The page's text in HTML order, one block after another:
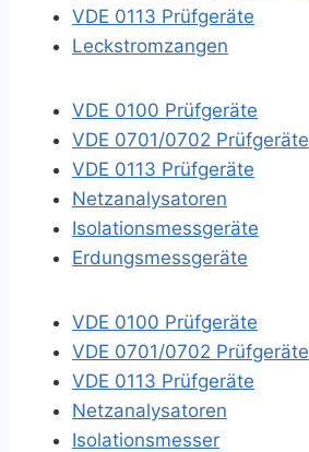
VDE 0113 Prüfgeräte
Leckstromzangen
VDE 0100 Prüfgeräte
VDE 0701/0702 Prüfgeräte
VDE 0113 Prüfgeräte
Netzanalysatoren
Isolationsmessgeräte
Erdungsmessgeräte
VDE 0100 Prüfgeräte
VDE 0701/0702 Prüfgeräte
VDE 0113 Prüfgeräte
Netzanalysatoren
Isolationsmesser